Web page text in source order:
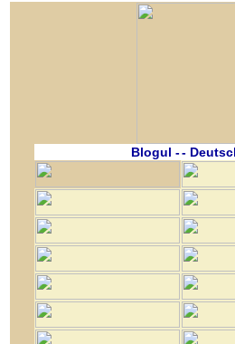
Blogul --